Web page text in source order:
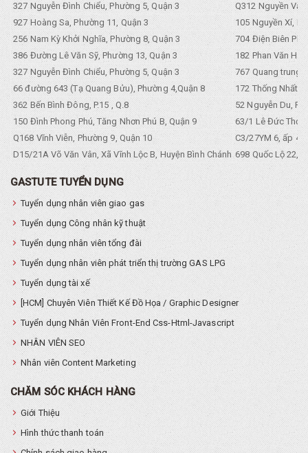
327 Nguyễn Đình Chiểu, Phường 5, Quận 3
Q312 Nguyền
927 Hoàng Sa, Phường 11, Quận 3
105 Nguyền Xí,
256 Nam Kỳ Khởi Nghĩa, Phường 8, Quận 3
704 Điện Biên
386 Đường Lê Văn Sỹ, Phường 13, Quận 3
182 Phan Văn
327 Nguyễn Đình Chiểu, Phường 5, Quận 3
767 Quang trung,
66 đường 643 (Tạ Quang Bửu), Phường 4,Quận 8
172 Thống Nhất.
362 Bến Bình Đông, P.15 , Q.8
52 Nguyễn Du,
150 Đình Phong Phú, Tăng Nhơn Phú B, Quận 9
63/1 Lê Đức Thọ,
Q168 Vĩnh Viễn, Phường 9, Quận 10
C3/27YM 6, ấp 4,
D15/21A Võ Văn Vân, Xã Vĩnh Lộc B, Huyện Bình Chánh 698 Quốc Lộ 22,
GASTUTE TUYỂN DỤNG
Tuyển dụng nhân viên giao gas
Tuyển dụng Công nhân kỹ thuật
Tuyển dụng nhân viên tổng đài
Tuyển dụng nhân viên phát triển thị trường GAS LPG
Tuyển dụng tài xế
[HCM] Chuyên Viên Thiết Kế Đồ Họa / Graphic Designer
Tuyển dụng Nhân Viên Front-End Css-Html-Javascript
NHÂN VIÊN SEO
Nhân viên Content Marketing
CHĂM SÓC KHÁCH HÀNG
Giới Thiệu
Hình thức thanh toán